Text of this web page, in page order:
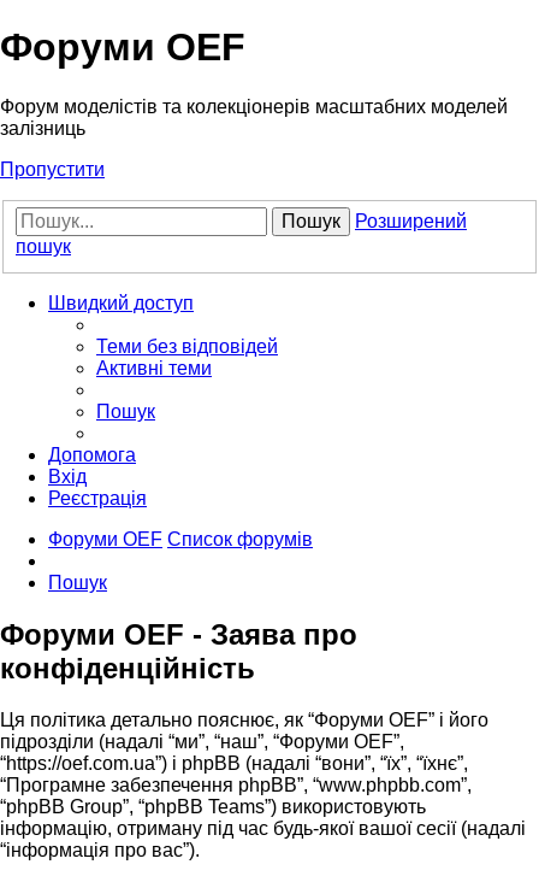
Форуми OEF
Форум моделістів та колекціонерів масштабних моделей
залізниць
Пропустити
Пошук
Розширений
пошук
Швидкий доступ
Теми без відповідей
Активні теми
Пошук
Допомога
Вхід
Реєстрація
Форуми OEF Список форумів
Пошук
Форуми OEF - Заява про
конфіденційність
Ця політика детально пояснює, як “Форуми OEF” і його
підрозділи (надалі “ми”, “наш”, “Форуми OEF”,
“https://oef.com.ua”) і phpBB (надалі “вони”, “їх”, “їхнє”,
“Програмне забезпечення phpBB”, “www.phpbb.com”,
“phpBB Group”, “phpBB Teams”) використовують
інформацію, отриману під час будь-якої вашої сесії (надалі
“інформація про вас”).